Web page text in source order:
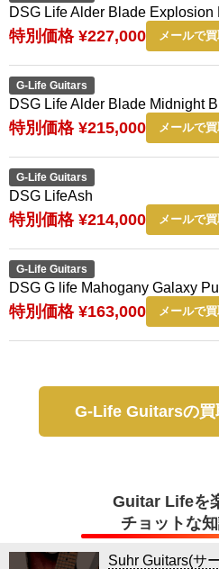
DSG Life Alder Blade Explosion
特別価格 ¥227,000 メールで
G-Life Guitars
DSG Life Alder Blade Midnight
特別価格 ¥215,000 メールで
G-Life Guitars
DSG LifeAsh
特別価格 ¥214,000 メールで
G-Life Guitars
DSG G life Mahogany Galaxy
特別価格 ¥163,000 メールで
G-Life Guitarsの買
Guitar Lifeを
チョットな知
Suhr Guitars(サ